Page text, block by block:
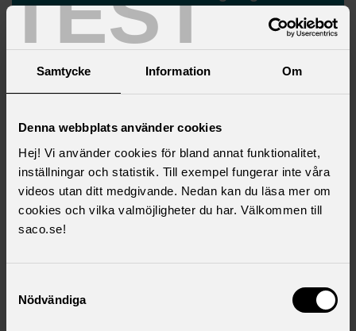
Samtycke Information Om
Denna webbplats använder cookies
Hej! Vi använder cookies för bland annat funktionalitet,
inställningar och statistik. Till exempel fungerar inte våra
videos utan ditt medgivande. Nedan kan du läsa mer om
cookies och vilka valmöjligheter du har. Välkommen till
saco.se!
Nödvändiga
viktigt på kongressen
Colin Andersson valdes till ny ordförande för Saco